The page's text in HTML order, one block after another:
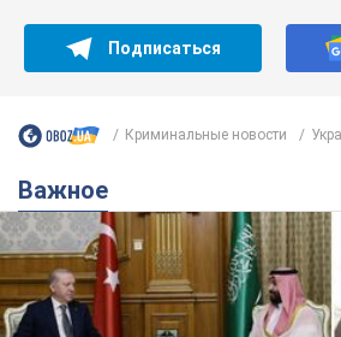
Подписаться
Криминальные новости
Важное